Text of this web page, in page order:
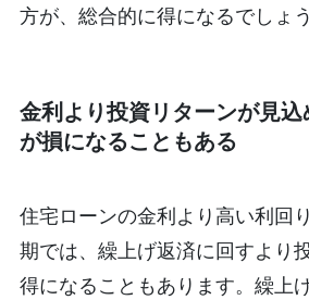
方が、総合的に得になるでしょう
金利より投資リターンが見
が損になることもある
住宅ローンの金利より高い利回
期では、繰上げ返済に回すより
得になることもあります。繰上